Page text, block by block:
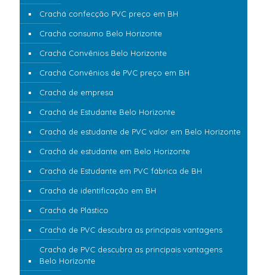
Crachá confecção PVC preço em BH
Crachá consumo Belo Horizonte
Crachá Convênios Belo Horizonte
Crachá Convênios de PVC preço em BH
Crachá de empresa
Crachá de Estudante Belo Horizonte
Crachá de estudante de PVC valor em Belo Horizonte
Crachá de estudante em Belo Horizonte
Crachá de Estudante em PVC fábrica de BH
Crachá de identificação em BH
Crachá de Plástico
Crachá de PVC descubra as principais vantagens
Crachá de PVC descubra as principais vantagens
Belo Horizonte